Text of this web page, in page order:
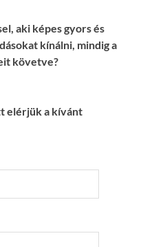
aki képes gyors és
kínálni, mindig a
követve?
elérjük a kívánt